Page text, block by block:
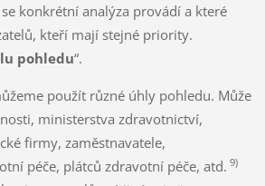
konkrétní analýza provádí a které
kteří mají stejné priority.
pohledu“.
použít různé úhly pohledu. Může
ministerstva zdravotnictví,
firmy, zaměstnavatele,
péče, plátců zdravotní péče, atd. 9)